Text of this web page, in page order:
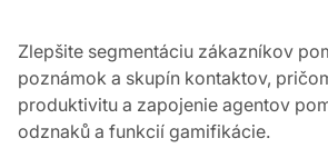
Zlepšite segmentáciu zákazníkov
poznámok a skupín kontaktov,
produktivitu a zapojenie agentov
odznaků a funkcií gamifikácie.